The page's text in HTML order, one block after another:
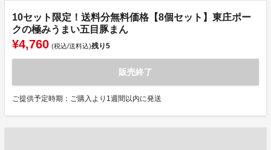
10セット限定！送料分無料価格【8個セット】東庄ポー
クの極みうまい五目豚まん
¥4,760 (税込/送料込)残り5
販売終了
ご提供予定時期：ご購入より1週間以内に発送